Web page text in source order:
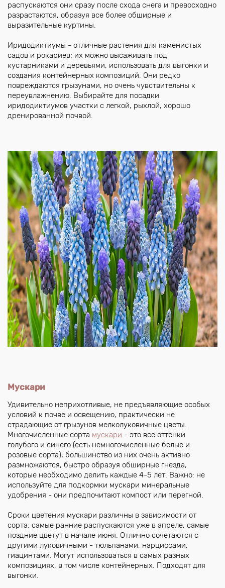
распускаются они сразу после схода снега и превосходно
разрастаются, образуя все более обширные и
выразительные куртины.
Иридодиктиумы - отличные растения для каменистых
садов и рокариев; их можно высаживать под
кустарниками и деревьями, использовать для выгонки и
создания контейнерных композиций. Они редко
повреждаются грызунами, но очень чувствительны к
переувлажнению. Выбирайте для посадки
иридодиктиумов участки с легкой, рыхлой, хорошо
дренированной почвой.
Мускари
Удивительно неприхотливые, не предъявляющие особых
условий к почве и освещению, практически не
страдающие от грызунов мелколуковичные цветы.
Многочисленные сорта мускари - это все оттенки
голубого и синего (есть немногочисленные белые и
розовые сорта); большинство из них очень активно
размножаются, быстро образуя обширные гнезда,
которые необходимо делить каждые 4-5 лет. Важно: не
используйте для подкормки мускари минеральные
удобрения - они предпочитают компост или перегной.
Сроки цветения мускари различны в зависимости от
сорта: самые ранние распускаются уже в апреле, самые
поздние цветут в начале июня. Отлично сочетаются с
другими луковичными - тюльпанами, нарциссами,
гиацинтами. Могут использоваться в самых разных
композициях, в том числе контейнерных. Подходят для
выгонки.